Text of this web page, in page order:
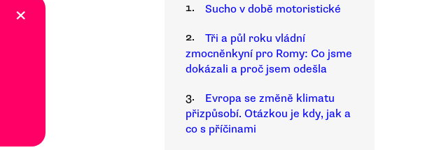
×
1.
Sucho v době motoristické
2.
Tři a půl roku vládní
zmocněnkyní pro Romy: Co jsme
dokázali a proč jsem odešla
3.
Evropa se změně klimatu
přizpůsobí. Otázkou je kdy, jak a
co s příčinami